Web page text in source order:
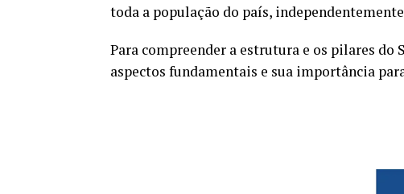
toda a população do país,
Para compreender a estrutura e os pilares do
aspectos fundamentais e sua importância